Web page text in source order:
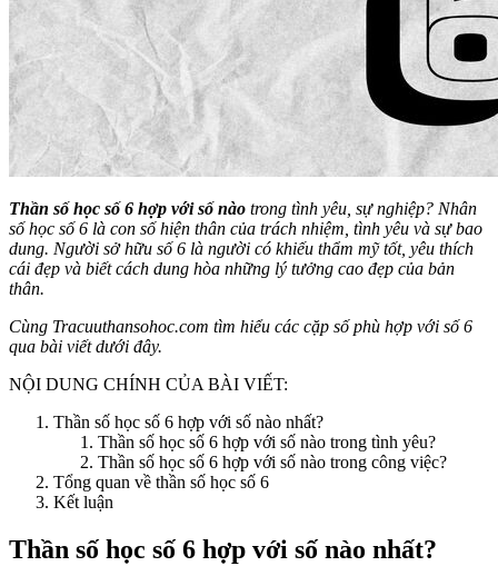
Thần số học số 6 hợp với số nào trong tình yêu, sự nghiệp? Nhân
số học số 6 là con số hiện thân của trách nhiệm, tình yêu và sự bao
dung. Người sở hữu số 6 là người có khiếu thẩm mỹ tốt, yêu thích
cái đẹp và biết cách dung hòa những lý tưởng cao đẹp của bản
thân.
Cùng Tracuuthansohoc.com tìm hiểu các cặp số phù hợp với số 6
qua bài viết dưới đây.
NỘI DUNG CHÍNH CỦA BÀI VIẾT:
Thần số học số 6 hợp với số nào nhất?
Thần số học số 6 hợp với số nào trong tình yêu?
Thần số học số 6 hợp với số nào trong công việc?
Tổng quan về thần số học số 6
Kết luận
Thần số học số 6 hợp với số nào nhất?